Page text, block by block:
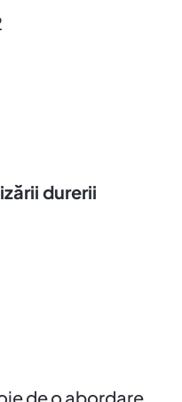
durerii
de o abordare